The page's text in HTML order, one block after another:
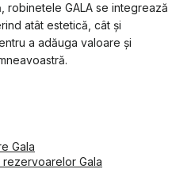
GALA se integrează
atât estetică, cât și
a adăuga valoare și
Gala
Gala